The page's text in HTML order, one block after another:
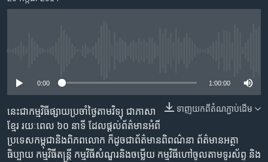
ម្តង
រចនា
សម្ព័ន្ធ​
រំលង​
និង​
ចូល​
កម្មវិធីទាំងអស់
Khmer English
បណ្តាញ​សង្គម
0:00 1:00:00
ទាញ​យក​ពី​តំណភ្ជាប់​ដើម
នេះ​ជា​កម្ម​វិធី​ផ្សាយ​ប្រចាំ​ថ្ងៃ​តាម​វិទ្យុ ​ជាភាសា​
ខ្មែរ​ រយៈ​ពេល​ ៦០​ នាទី ដែល​ផ្តល់​ព័ត៌មាន​អំពី​
ប្រទេស​កម្ពុជា​និង​ពិភព​លោក ​ក៏ដូច​ជា​ព័ត៌មាន​ពិពណ៌នា ព័ត៌មាន​អត្ថា​
ធិប្បាយ​ កម្ម​វិធី​តន្ត្រី ​កម្មវិធី​សំណួរ​និង​ចម្លើយ​ កម្ម​វិធី​ហៅ​ចូល​តាម​ទូរ​ស័ព្ទ ​និង